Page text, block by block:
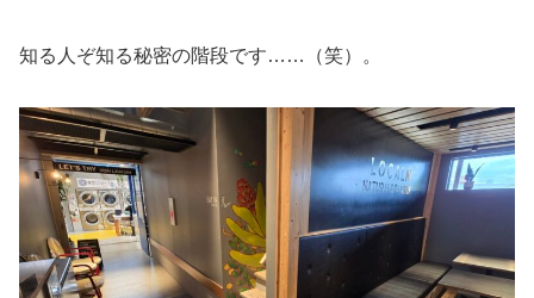
知る人ぞ知る秘密の階段です……（笑）。